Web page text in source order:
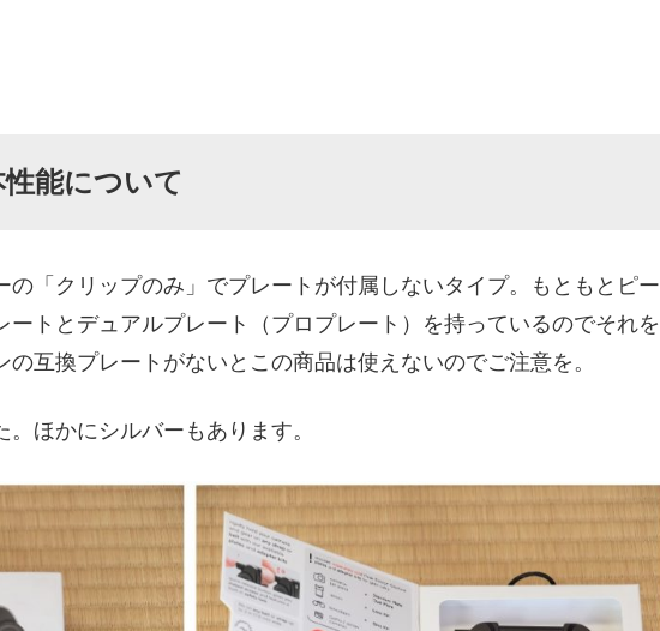
能について
の「クリップのみ」でプレートが付属しないタイプ。もともとピー
ートとデュアルプレート（プロプレート）を持っているのでそれを
互換プレートがないとこの商品は使えないのでご注意を。
ほかにシルバーもあります。